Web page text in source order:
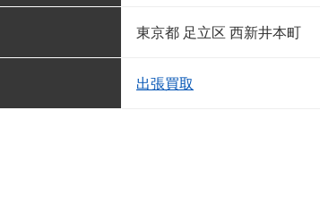
東京都 足立区 西新井本町
出張買取